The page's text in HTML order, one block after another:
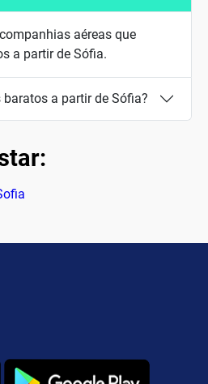
aéreas que
a partir de Sófia.
a partir de Sófia?